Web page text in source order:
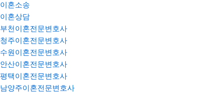
이혼소송
이혼상담
부천이혼전문변호사
청주이혼전문변호사
수원이혼전문변호사
안산이혼전문변호사
평택이혼전문변호사
남양주이혼전문변호사